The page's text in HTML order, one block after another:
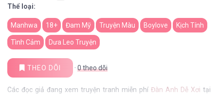
Thể loại:
Manhwa 18+ Đam Mỹ Truyện Màu Boylove Kịch Tính
Tình Cảm Dưa Leo Truyện
THEO DÕI · 0theo dõi
Các đọc giả đang xem truyện tranh miễn phí Đàn Anh Dễ Xơi tại